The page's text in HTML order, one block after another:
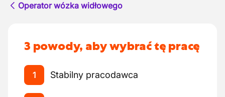
Operator wózka widłowego
3 powody, aby wybrać tę pracę
1 Stabilny pracodawca